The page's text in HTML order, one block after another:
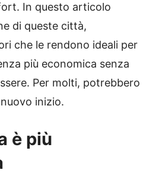
In questo articolo
di queste città,
che le rendono ideali per
più economica senza
Per molti, potrebbero
inizio.
è più